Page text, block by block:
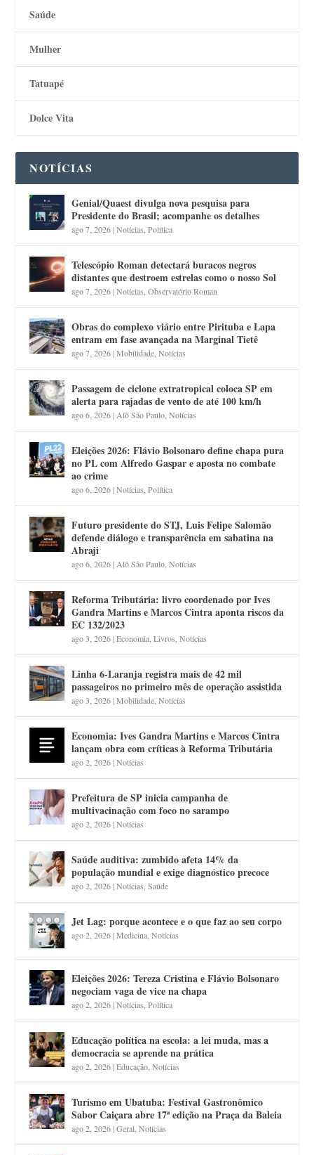
Saúde
Mulher
Tatuapé
Dolce Vita
NOTÍCIAS
Genial/Quaest divulga nova pesquisa para
Presidente do Brasil; acompanhe os detalhes
ago 7, 2026|Notícias ,Política
Telescópio Roman detectará buracos negros
distantes que destroem estrelas como o nosso Sol
ago 7, 2026|Notícias ,Observatório Roman
Obras do complexo viário entre Pirituba e Lapa
entram em fase avançada na Marginal Tietê
ago 7, 2026|Mobilidade ,Notícias
Passagem de ciclone extratropical coloca SP em
alerta para rajadas de vento de até 100 km/h
ago 6, 2026| Alô São Paulo ,Notícias
Eleições 2026: Flávio Bolsonaro define chapa pura
no PL com Alfredo Gaspar e aposta no combate
ao crime
ago 6, 2026|Notícias ,Política
Futuro presidente do STJ, Luis Felipe Salomão
defende diálogo e transparência em sabatina na
Abraji
ago 6, 2026| Alô São Paulo ,Notícias
Reforma Tributária: livro coordenado por Ives
Gandra Martins e Marcos Cintra aponta riscos da
EC 132/2023
ago 3, 2026|Economia ,Livros ,Notícias
Linha 6-Laranja registra mais de 42 mil
passageiros no primeiro mês de operação assistida
ago 3, 2026|Mobilidade ,Notícias
Economia: Ives Gandra Martins e Marcos Cintra
lançam obra com críticas à Reforma Tributária
ago 2, 2026|Notícias
Prefeitura de SP inicia campanha de
multivacinação com foco no sarampo
ago 2, 2026|Notícias
Saúde auditiva: zumbido afeta 14% da
população mundial e exige diagnóstico precoce
ago 2, 2026|Notícias ,Saúde
Jet Lag: porque acontece e o que faz ao seu corpo
ago 2, 2026|Medicina ,Notícias
Eleições 2026: Tereza Cristina e Flávio Bolsonaro
negociam vaga de vice na chapa
ago 2, 2026|Notícias ,Política
Educação política na escola: a lei muda, mas a
democracia se aprende na prática
ago 2, 2026|Educação ,Notícias
Turismo em Ubatuba: Festival Gastronômico
Sabor Caiçara abre 17ª edição na Praça da Baleia
ago 2, 2026|Geral ,Notícias